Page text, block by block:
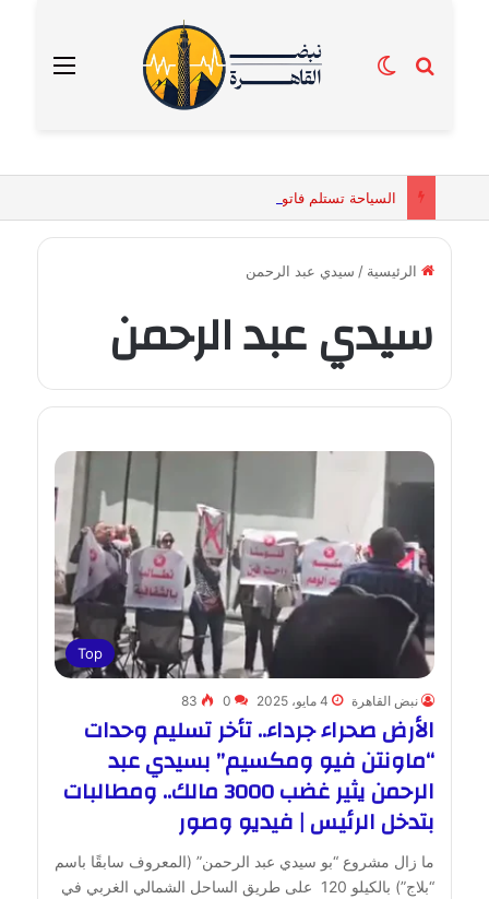
القائمة بحث عنالوضع المظلم
الرئيسية / سيدي عبد الرحمن
سيدي عبد الرحمن
Top
نبض القاهرة 4 مايو، 2025 0
83
الأرض صحراء جرداء.. تأخر تسليم وحدات
“ماونتن فيو ومكسيم” بسيدي عبد
الرحمن يثير غضب 3000 مالك.. ومطالبات
بتدخل الرئيس | فيديو وصور
ما زال مشروع “بو سيدي عبد الرحمن” (المعروف سابقًا باسم
“بلاج”) بالكيلو 120 على طريق الساحل الشمالي الغربي في